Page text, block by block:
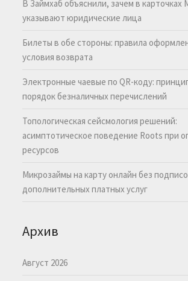
В Займхаб объяснили, зачем в
указывают юридические лица
Билеты в обе стороны: правила
условия возврата
Электронные чаевые по QR-коду:
порядок безналичных перечислений
Топологическая сейсмология решений:
асимптотическое поведение Roots при
ресурсов
Микрозаймы на карту онлайн без
дополнительных платных услуг
Архив
Август 2026